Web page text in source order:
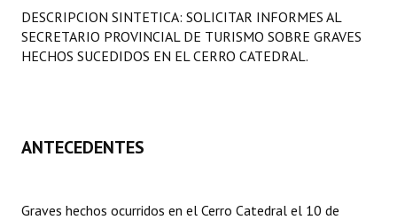
Carta Orgánica 2007
Reglamento Interno
Informes de Gestión
DESCRIPCION SINTETICA: SOLICITAR INFORMES AL
SECRETARIO PROVINCIAL DE TURISMO SOBRE GRAVES
HECHOS SUCEDIDOS EN EL CERRO CATEDRAL.
ANTECEDENTES
Graves hechos ocurridos en el Cerro Catedral el 10 de